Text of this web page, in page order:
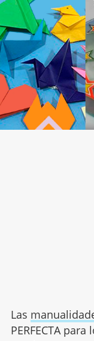
Las
PERFECTA